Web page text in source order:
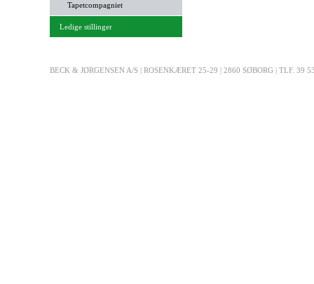
Tapetcompagniet
Ledige stillinger
BECK & JØRGENSEN A/S | ROSENKÆRET 25-29 | 2860 SØBORG | TLF. 39